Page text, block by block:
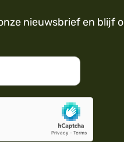
nieuwsbrief en blijf